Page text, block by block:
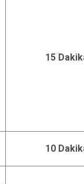
15
10